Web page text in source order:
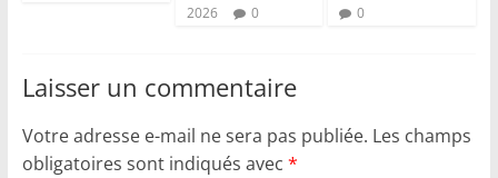
2026
0
0
Laisser un commentaire
Votre adresse e-mail ne sera pas publiée. Les champs
obligatoires sont indiqués avec *